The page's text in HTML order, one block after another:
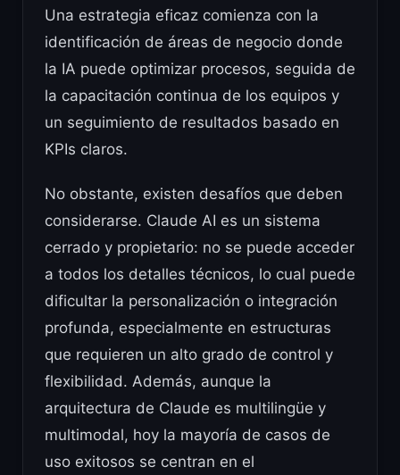
Una estrategia eficaz comienza con la
identificación de áreas de negocio donde
la IA puede optimizar procesos, seguida de
la capacitación continua de los equipos y
un seguimiento de resultados basado en
KPIs claros.
No obstante, existen desafíos que deben
considerarse. Claude AI es un sistema
cerrado y propietario: no se puede acceder
a todos los detalles técnicos, lo cual puede
dificultar la personalización o integración
profunda, especialmente en estructuras
que requieren un alto grado de control y
flexibilidad. Además, aunque la
arquitectura de Claude es multilingüe y
multimodal, hoy la mayoría de casos de
uso exitosos se centran en el